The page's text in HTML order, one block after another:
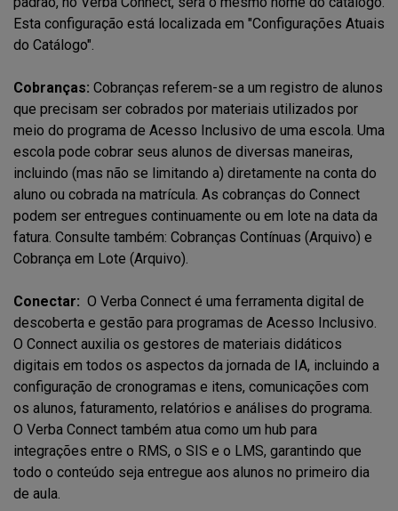
Esta configuração está localizada em "Configurações Atuais
do Catálogo".
Cobranças: Cobranças referem-se a um registro de alunos
que precisam ser cobrados por materiais utilizados por
meio do programa de Acesso Inclusivo de uma escola. Uma
escola pode cobrar seus alunos de diversas maneiras,
incluindo (mas não se limitando a) diretamente na conta do
aluno ou cobrada na matrícula. As cobranças do Connect
podem ser entregues continuamente ou em lote na data da
fatura. Consulte também: Cobranças Contínuas (Arquivo) e
Cobrança em Lote (Arquivo).
Conectar: O Verba Connect é uma ferramenta digital de
descoberta e gestão para programas de Acesso Inclusivo.
O Connect auxilia os gestores de materiais didáticos
digitais em todos os aspectos da jornada de IA, incluindo a
configuração de cronogramas e itens, comunicações com
os alunos, faturamento, relatórios e análises do programa.
O Verba Connect também atua como um hub para
integrações entre o RMS, o SIS e o LMS, garantindo que
todo o conteúdo seja entregue aos alunos no primeiro dia
de aula.